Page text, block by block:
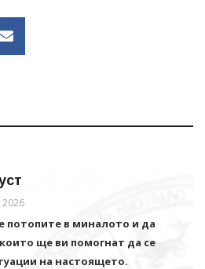
2026
потопите в миналото и да
ще ви помогнат да се
на настоящето.